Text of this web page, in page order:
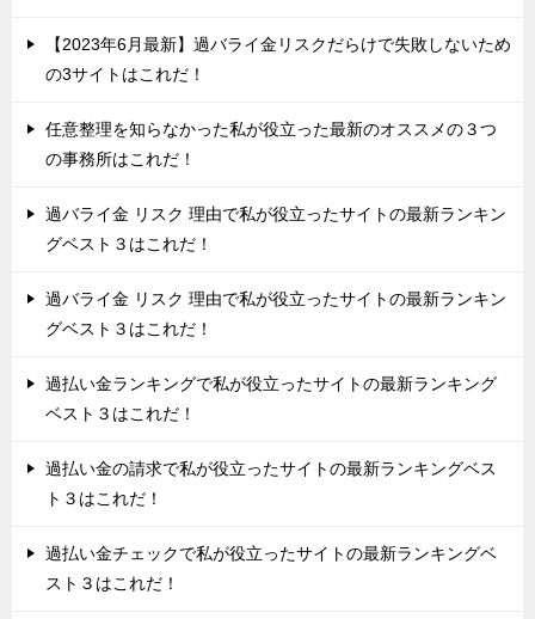
【2023年6月最新】過バライ金リスクだらけで失敗しないため
の3サイトはこれだ！
任意整理を知らなかった私が役立った最新のオススメの３つ
の事務所はこれだ！
過バライ金 リスク 理由で私が役立ったサイトの最新ランキン
グベスト３はこれだ！
過バライ金 リスク 理由で私が役立ったサイトの最新ランキン
グベスト３はこれだ！
過払い金ランキングで私が役立ったサイトの最新ランキング
ベスト３はこれだ！
過払い金の請求で私が役立ったサイトの最新ランキングベス
ト３はこれだ！
過払い金チェックで私が役立ったサイトの最新ランキングベ
スト３はこれだ！